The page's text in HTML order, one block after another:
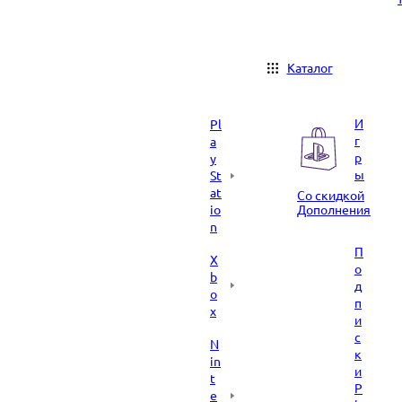
Каталог
Pl
a
y
St
at
io
n
X
b
o
x
N
in
t
e
И
г
р
ы
Со скидкой
Дополнения
П
о
д
п
и
с
к
и
P